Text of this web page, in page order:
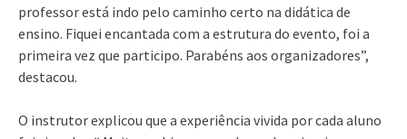
professor está indo pelo caminho certo na didática de
ensino. Fiquei encantada com a estrutura do evento, foi a
primeira vez que participo. Parabéns aos organizadores”,
destacou.
O instrutor explicou que a experiência vivida por cada aluno